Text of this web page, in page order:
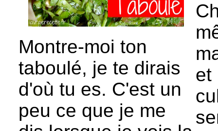
Montre-moi ton
taboulé, je te dirais
d'où tu es. C'est un
peu ce que je me
et